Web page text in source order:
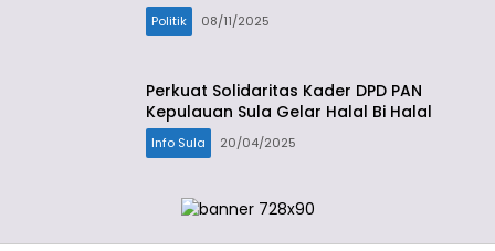
Politik 08/11/2025
Perkuat Solidaritas Kader DPD PAN
Kepulauan Sula Gelar Halal Bi Halal
Info Sula 20/04/2025